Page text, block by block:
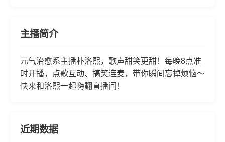
主播简介
元气治愈系主播朴洛熙，歌声甜笑更甜！每晚8点准
时开播，点歌互动、搞笑连麦，带你瞬间忘掉烦恼～
快来和洛熙一起嗨翻直播间！
近期数据